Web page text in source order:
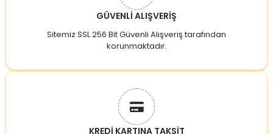
GÜVENLİ ALIŞVERİŞ
Sitemiz SSL 256 Bit Güvenli Alışveriş tarafından
korunmaktadır.
KREDİ KARTINA TAKSİT